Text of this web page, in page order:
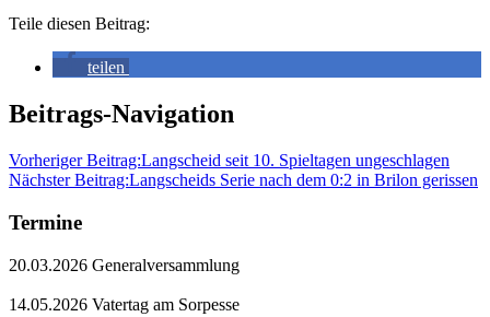
Teile diesen Beitrag:
teilen
Beitrags-Navigation
Vorheriger Beitrag:Langscheid seit 10. Spieltagen ungeschlagen
Nächster Beitrag:Langscheids Serie nach dem 0:2 in Brilon gerissen
Termine
20.03.2026 Generalversammlung
14.05.2026 Vatertag am Sorpesse